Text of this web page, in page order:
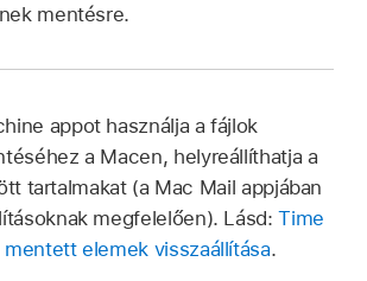
mentésre.
appot használja a fájlok
a Macen, helyreállíthatja a
tartalmakat (a Mac Mail appjában
megfelelően). Lásd:Time
elemek visszaállítása.